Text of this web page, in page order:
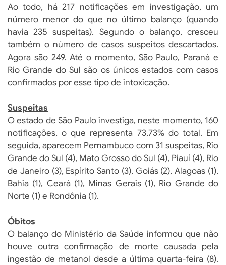
Ao todo, há 217 notificações em investigação, um
número menor do que no último balanço (quando
havia 235 suspeitas). Segundo o balanço, cresceu
também o número de casos suspeitos descartados.
Agora são 249. Até o momento, São Paulo, Paraná e
Rio Grande do Sul são os únicos estados com casos
confirmados por esse tipo de intoxicação.
Suspeitas
O estado de São Paulo investiga, neste momento, 160
notificações, o que representa 73,73% do total. Em
seguida, aparecem Pernambuco com 31 suspeitas, Rio
Grande do Sul (4), Mato Grosso do Sul (4), Piauí (4), Rio
de Janeiro (3), Espírito Santo (3), Goiás (2), Alagoas (1),
Bahia (1), Ceará (1), Minas Gerais (1), Rio Grande do
Norte (1) e Rondônia (1).
Óbitos
O balanço do Ministério da Saúde informou que não
houve outra confirmação de morte causada pela
ingestão de metanol desde a última quarta-feira (8).